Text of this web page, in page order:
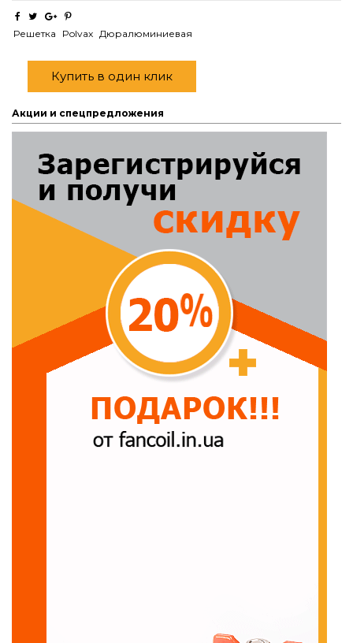
Решетка Polvax Дюралюминиевая
Купить в один клик
Акции и спецпредложения